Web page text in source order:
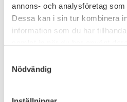
annons- och analysföretag
Dessa kan i sin tur kombinera
information som du har
Nödvändig
Läs mer
Akademikerveckan